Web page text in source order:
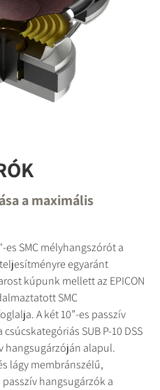
a maximális
SMC mélyhangszórót a
egyaránt
kúpunk mellett az EPICON
SMC
A két 10”-es passzív
SUB P-10 DSS
hangsugárzóján alapul.
lágy membránszélű,
hangsugárzók a